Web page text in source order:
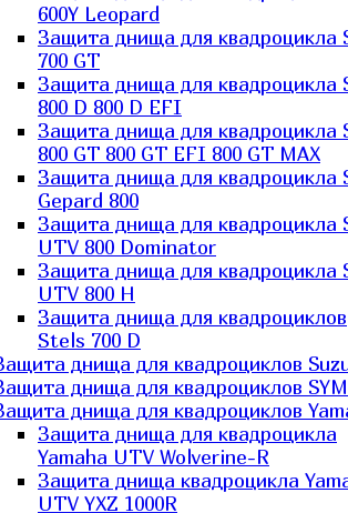
600Y Leopard
Защита днища для квадроцикла
700 GT
Защита днища для квадроцикла
800 D 800 D EFI
Защита днища для квадроцикла
800 GT 800 GT EFI 800 GT MAX
Защита днища для квадроцикла
Gepard 800
Защита днища для квадроцикла
UTV 800 Dominator
Защита днища для квадроцикла
UTV 800 H
Защита днища для квадроциклов
Stels 700 D
днища для квадроциклов
днища для квадроциклов SYM
днища для квадроциклов
Защита днища для квадроцикла
Yamaha UTV Wolverine-R
Защита днища квадроцикла
UTV YXZ 1000R